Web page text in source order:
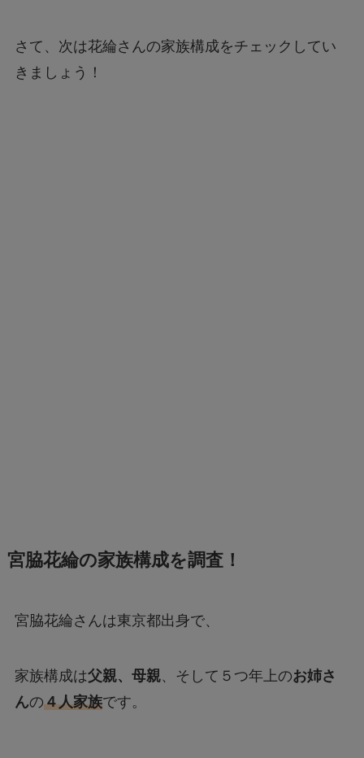
さて、次は花綸さんの家族構成をチェックしてい
きましょう！
宮脇花綸の家族構成を調査！
宮脇花綸さんは東京都出身で、
家族構成は父親、母親、そして５つ年上のお姉さ
んの４人家族です。